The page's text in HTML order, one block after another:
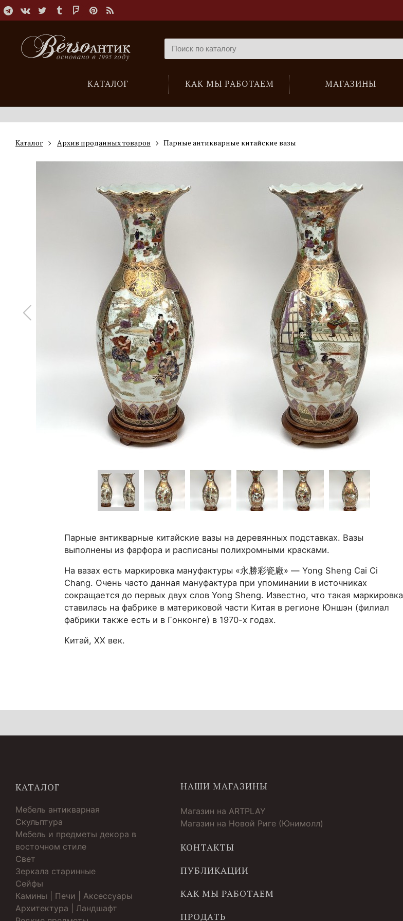
КАТАЛОГ КАК МЫ РАБОТАЕМ МАГАЗИНЫ
Каталог Архив проданных товаров Парные антикварные китайские вазы
Парные антикварные китайские вазы на деревянных подставках. Вазы
выполнены из фарфора и расписаны полихромными красками.
На вазах есть маркировка мануфактуры «永勝彩瓷廠» — Yong Sheng Cai Ci
Chang. Очень часто данная мануфактура при упоминании в источниках
сокращается до первых двух слов Yong Sheng. Известно, что такая маркировка
ставилась на фабрике в материковой части Китая в регионе Юншэн (филиал
фабрики также есть и в Гонконге) в 1970-х годах.
Китай, XX век.
КАТАЛОГ
Мебель антикварная
Скульптура
Мебель и предметы декора в
восточном стиле
Свет
Зеркала старинные
Cейфы
Камины | Печи | Аксессуары
Архитектура | Ландшафт
НАШИ МАГАЗИНЫ
Магазин на ARTPLAY
Магазин на Новой Риге (Юнимолл)
КОНТАКТЫ
ПУБЛИКАЦИИ
КАК МЫ РАБОТАЕМ
ПРОДАТЬ